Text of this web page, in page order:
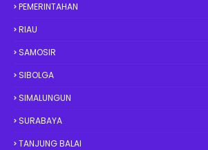
PEMERINTAHAN
RIAU
SAMOSIR
SIBOLGA
SIMALUNGUN
SURABAYA
TANJUNG BALAI